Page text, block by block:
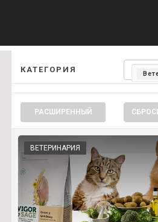
КАТЕГОРИЯ
РАСШИРЕННЫЙ
ВЕТЕРИНАРИЯ